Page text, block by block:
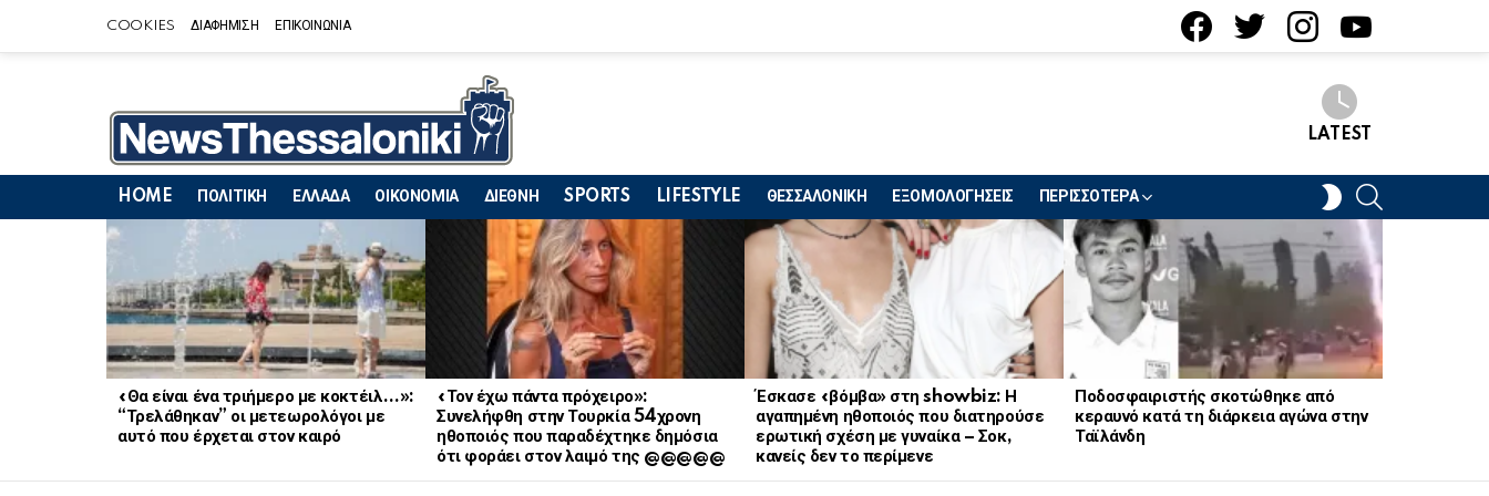
COOKIES ΔΙΑΦΗΜΙΣΗ ΕΠΙΚΟΙΝΩΝΙΑ
LATEST
HOME ΠΟΛΙΤΙΚΗ ΕΛΛΑΔΑ ΟΙΚΟΝΟΜΙΑ ΔΙΕΘΝΗ SPORTS LIFESTYLE ΘΕΣΣΑΛΟΝΙΚΗ ΕΞΟΜΟΛΟΓΗΣΕΙΣ ΠΕΡΙΣΣΟΤΕΡΑ
SWITCH
SKIN
LATEST
«Θα είναι ένα τριήμερο με κοκτέιλ…»:
“Τρελάθηκαν” οι μετεωρολόγοι με
αυτό που έρχεται στον καιρό
«Τον έχω πάντα πρόχειρο»:
Συνελήφθη στην Τουρκία 54χρονη
ηθοποιός που παραδέχτηκε δημόσια
ότι φοράει στον λαιμό της @@@@@
Έσκασε «βόμβα» στη showbiz: Η
αγαπημένη ηθοποιός που διατηρούσε
ερωτική σχέση με γυναίκα – Σοκ,
κανείς δεν το περίμενε
Ποδοσφαιριστής σκοτώθηκε από
κεραυνό κατά τη διάρκεια αγώνα στην
Ταϊλάνδη